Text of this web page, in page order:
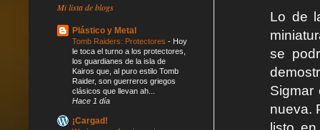
Lo de
se
Sigmar
nueva.
Mi lista de blogs
Plástico y Metal
Tomb Raiders: Protectores - Hoy
le toca el turno a los protectores,
los guardianes de la isla de
Kairos que, al puro estilo Tomb
Raider, son guerreros griegos
clásicos que llevan ah...
Hace 1 día
¡Cargad!